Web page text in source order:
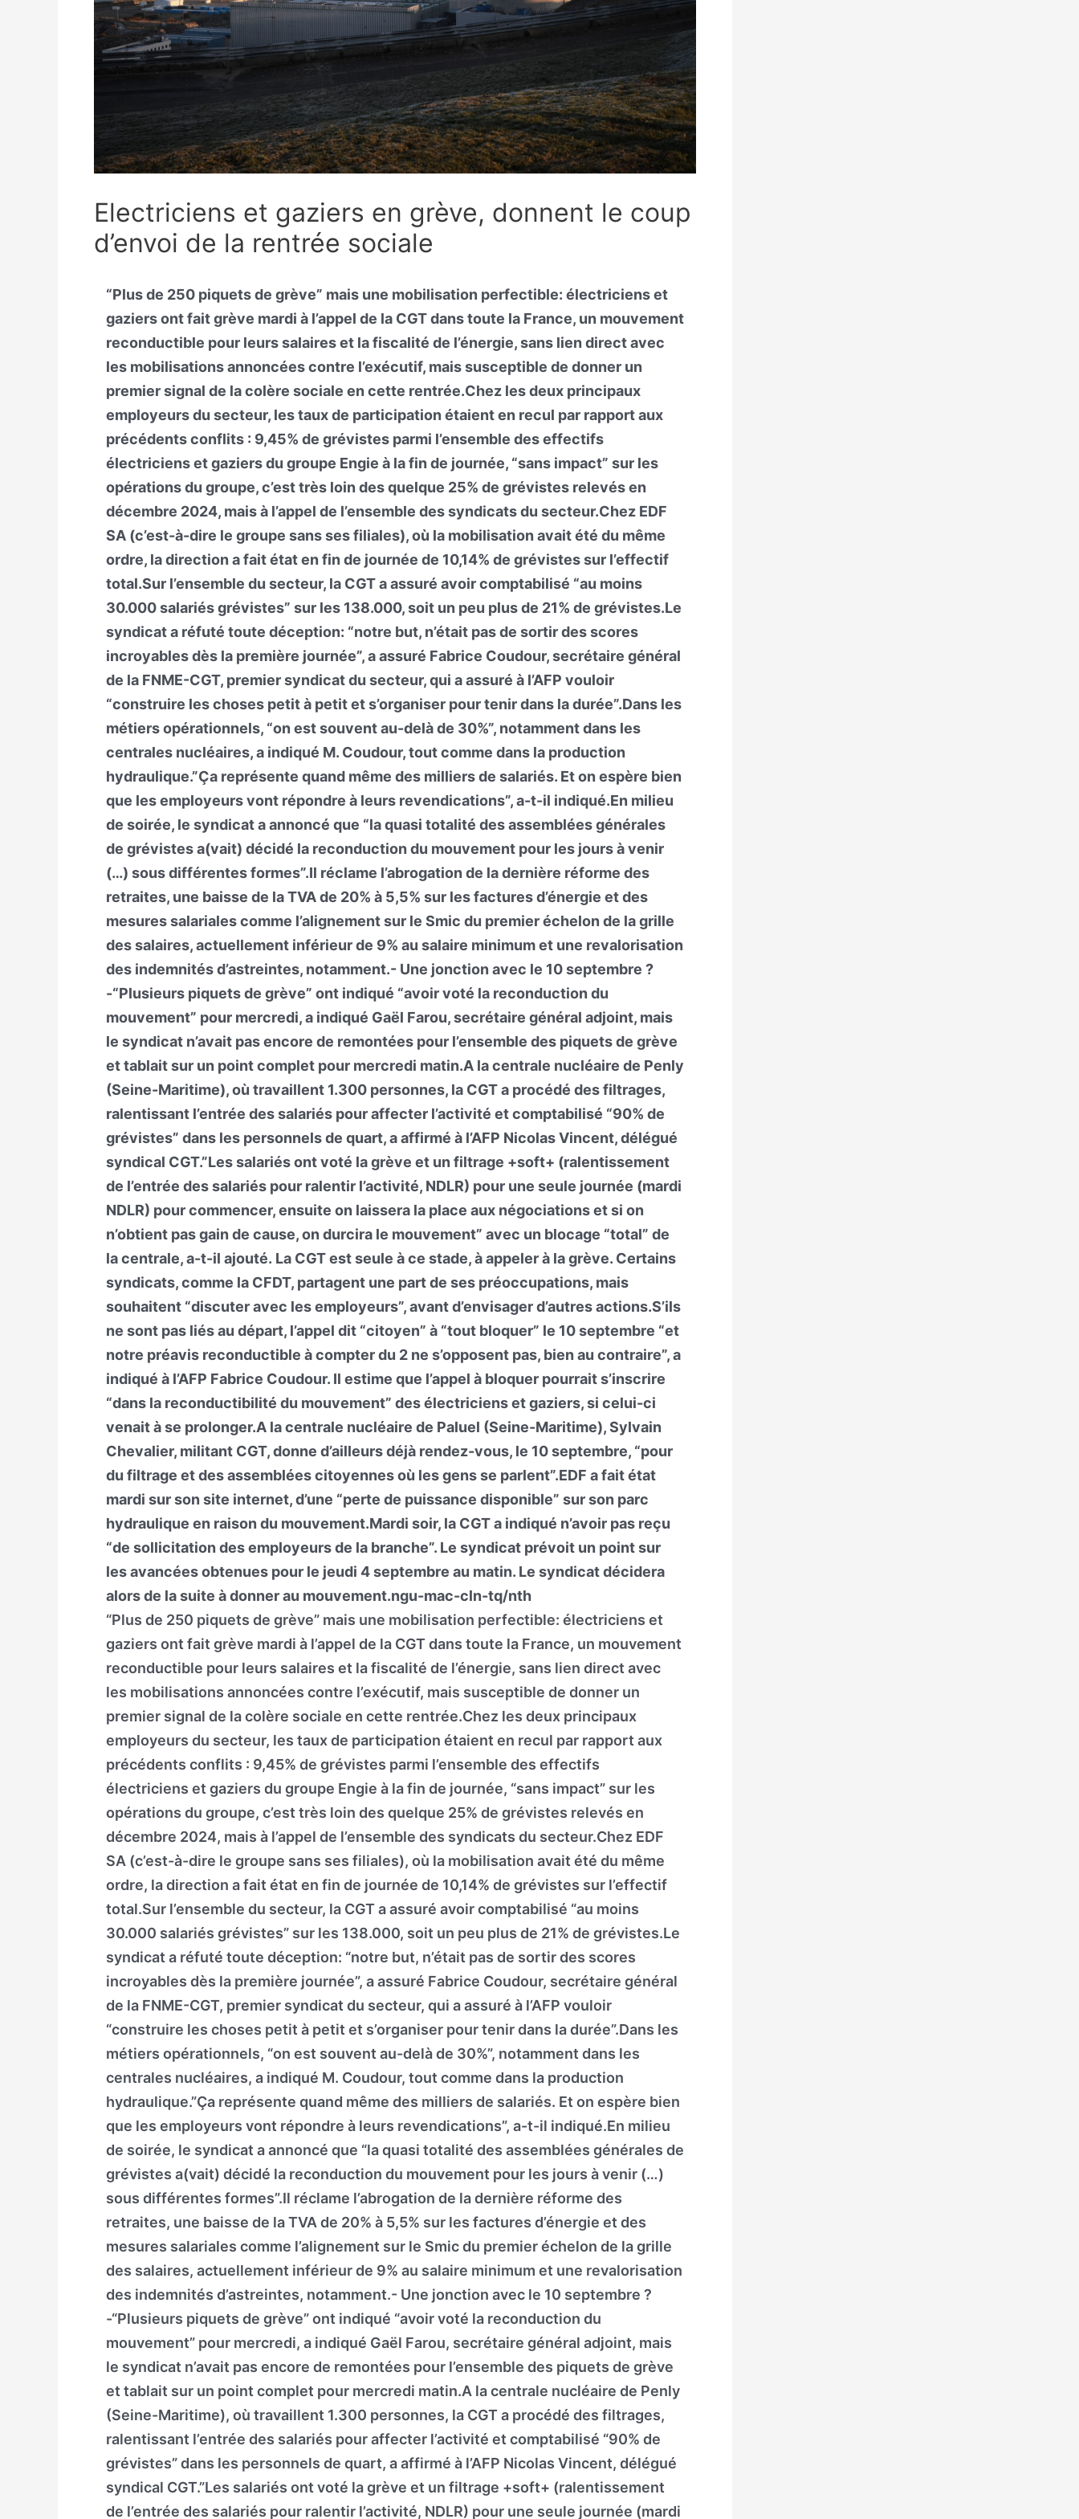
Electriciens et gaziers en grève, donnent le coup
d’envoi de la rentrée sociale
“Plus de 250 piquets de grève” mais une mobilisation perfectible: électriciens et
gaziers ont fait grève mardi à l’appel de la CGT dans toute la France, un mouvement
reconductible pour leurs salaires et la fiscalité de l’énergie, sans lien direct avec
les mobilisations annoncées contre l’exécutif, mais susceptible de donner un
premier signal de la colère sociale en cette rentrée.Chez les deux principaux
employeurs du secteur, les taux de participation étaient en recul par rapport aux
précédents conflits : 9,45% de grévistes parmi l’ensemble des effectifs
électriciens et gaziers du groupe Engie à la fin de journée, “sans impact” sur les
opérations du groupe, c’est très loin des quelque 25% de grévistes relevés en
décembre 2024, mais à l’appel de l’ensemble des syndicats du secteur.Chez EDF
SA (c’est-à-dire le groupe sans ses filiales), où la mobilisation avait été du même
ordre, la direction a fait état en fin de journée de 10,14% de grévistes sur l’effectif
total.Sur l’ensemble du secteur, la CGT a assuré avoir comptabilisé “au moins
30.000 salariés grévistes” sur les 138.000, soit un peu plus de 21% de grévistes.Le
syndicat a réfuté toute déception: “notre but, n’était pas de sortir des scores
incroyables dès la première journée”, a assuré Fabrice Coudour, secrétaire général
de la FNME-CGT, premier syndicat du secteur, qui a assuré à l’AFP vouloir
“construire les choses petit à petit et s’organiser pour tenir dans la durée”.Dans les
métiers opérationnels, “on est souvent au-delà de 30%”, notamment dans les
centrales nucléaires, a indiqué M. Coudour, tout comme dans la production
hydraulique.”Ça représente quand même des milliers de salariés. Et on espère bien
que les employeurs vont répondre à leurs revendications”, a-t-il indiqué.En milieu
de soirée, le syndicat a annoncé que “la quasi totalité des assemblées générales
de grévistes a(vait) décidé la reconduction du mouvement pour les jours à venir
(…) sous différentes formes”.Il réclame l’abrogation de la dernière réforme des
retraites, une baisse de la TVA de 20% à 5,5% sur les factures d’énergie et des
mesures salariales comme l’alignement sur le Smic du premier échelon de la grille
des salaires, actuellement inférieur de 9% au salaire minimum et une revalorisation
des indemnités d’astreintes, notamment.- Une jonction avec le 10 septembre ?
-“Plusieurs piquets de grève” ont indiqué “avoir voté la reconduction du
mouvement” pour mercredi, a indiqué Gaël Farou, secrétaire général adjoint, mais
le syndicat n’avait pas encore de remontées pour l’ensemble des piquets de grève
et tablait sur un point complet pour mercredi matin.A la centrale nucléaire de Penly
(Seine-Maritime), où travaillent 1.300 personnes, la CGT a procédé des filtrages,
ralentissant l’entrée des salariés pour affecter l’activité et comptabilisé “90% de
grévistes” dans les personnels de quart, a affirmé à l’AFP Nicolas Vincent, délégué
syndical CGT.”Les salariés ont voté la grève et un filtrage +soft+ (ralentissement
de l’entrée des salariés pour ralentir l’activité, NDLR) pour une seule journée (mardi
NDLR) pour commencer, ensuite on laissera la place aux négociations et si on
n’obtient pas gain de cause, on durcira le mouvement” avec un blocage “total” de
la centrale, a-t-il ajouté. La CGT est seule à ce stade, à appeler à la grève. Certains
syndicats, comme la CFDT, partagent une part de ses préoccupations, mais
souhaitent “discuter avec les employeurs”, avant d’envisager d’autres actions.S’ils
ne sont pas liés au départ, l’appel dit “citoyen” à “tout bloquer” le 10 septembre “et
notre préavis reconductible à compter du 2 ne s’opposent pas, bien au contraire”, a
indiqué à l’AFP Fabrice Coudour. Il estime que l’appel à bloquer pourrait s’inscrire
“dans la reconductibilité du mouvement” des électriciens et gaziers, si celui-ci
venait à se prolonger.A la centrale nucléaire de Paluel (Seine-Maritime), Sylvain
Chevalier, militant CGT, donne d’ailleurs déjà rendez-vous, le 10 septembre, “pour
du filtrage et des assemblées citoyennes où les gens se parlent”.EDF a fait état
mardi sur son site internet, d’une “perte de puissance disponible” sur son parc
hydraulique en raison du mouvement.Mardi soir, la CGT a indiqué n’avoir pas reçu
“de sollicitation des employeurs de la branche”. Le syndicat prévoit un point sur
les avancées obtenues pour le jeudi 4 septembre au matin. Le syndicat décidera
alors de la suite à donner au mouvement.ngu-mac-cln-tq/nth
“Plus de 250 piquets de grève” mais une mobilisation perfectible: électriciens et
gaziers ont fait grève mardi à l’appel de la CGT dans toute la France, un mouvement
reconductible pour leurs salaires et la fiscalité de l’énergie, sans lien direct avec
les mobilisations annoncées contre l’exécutif, mais susceptible de donner un
premier signal de la colère sociale en cette rentrée.Chez les deux principaux
employeurs du secteur, les taux de participation étaient en recul par rapport aux
précédents conflits : 9,45% de grévistes parmi l’ensemble des effectifs
électriciens et gaziers du groupe Engie à la fin de journée, “sans impact” sur les
opérations du groupe, c’est très loin des quelque 25% de grévistes relevés en
décembre 2024, mais à l’appel de l’ensemble des syndicats du secteur.Chez EDF
SA (c’est-à-dire le groupe sans ses filiales), où la mobilisation avait été du même
ordre, la direction a fait état en fin de journée de 10,14% de grévistes sur l’effectif
total.Sur l’ensemble du secteur, la CGT a assuré avoir comptabilisé “au moins
30.000 salariés grévistes” sur les 138.000, soit un peu plus de 21% de grévistes.Le
syndicat a réfuté toute déception: “notre but, n’était pas de sortir des scores
incroyables dès la première journée”, a assuré Fabrice Coudour, secrétaire général
de la FNME-CGT, premier syndicat du secteur, qui a assuré à l’AFP vouloir
“construire les choses petit à petit et s’organiser pour tenir dans la durée”.Dans les
métiers opérationnels, “on est souvent au-delà de 30%”, notamment dans les
centrales nucléaires, a indiqué M. Coudour, tout comme dans la production
hydraulique.”Ça représente quand même des milliers de salariés. Et on espère bien
que les employeurs vont répondre à leurs revendications”, a-t-il indiqué.En milieu
de soirée, le syndicat a annoncé que “la quasi totalité des assemblées générales de
grévistes a(vait) décidé la reconduction du mouvement pour les jours à venir (…)
sous différentes formes”.Il réclame l’abrogation de la dernière réforme des
retraites, une baisse de la TVA de 20% à 5,5% sur les factures d’énergie et des
mesures salariales comme l’alignement sur le Smic du premier échelon de la grille
des salaires, actuellement inférieur de 9% au salaire minimum et une revalorisation
des indemnités d’astreintes, notamment.- Une jonction avec le 10 septembre ?
-“Plusieurs piquets de grève” ont indiqué “avoir voté la reconduction du
mouvement” pour mercredi, a indiqué Gaël Farou, secrétaire général adjoint, mais
le syndicat n’avait pas encore de remontées pour l’ensemble des piquets de grève
et tablait sur un point complet pour mercredi matin.A la centrale nucléaire de Penly
(Seine-Maritime), où travaillent 1.300 personnes, la CGT a procédé des filtrages,
ralentissant l’entrée des salariés pour affecter l’activité et comptabilisé “90% de
grévistes” dans les personnels de quart, a affirmé à l’AFP Nicolas Vincent, délégué
syndical CGT.”Les salariés ont voté la grève et un filtrage +soft+ (ralentissement
de l’entrée des salariés pour ralentir l’activité, NDLR) pour une seule journée (mardi